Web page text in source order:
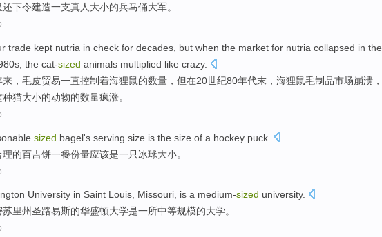
还下令建造一支真人大小的兵马俑大军。
trade kept nutria in check for decades, but when the market for nutria collapsed in the
the cat-sized animals multiplied like crazy.
来，毛皮贸易一直控制着海狸鼠的数量，但在20世纪80年代末，海狸鼠毛制品市场崩溃，
猫大小的动物的数量疯涨。
sized bagel's serving size is the size of a hockey puck
理的百吉饼一餐份量应该是一只 冰球大小。
University in Saint Louis, Missouri, is a medium-sized university.
里州圣路易斯的华盛顿大学是一所中等规模的大学。